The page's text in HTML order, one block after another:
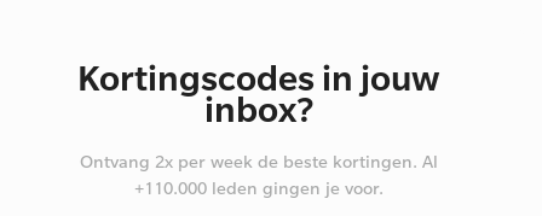
Kortingscodes in jouw
inbox?
Ontvang 2x per week de beste kortingen. Al
+110.000 leden gingen je voor.